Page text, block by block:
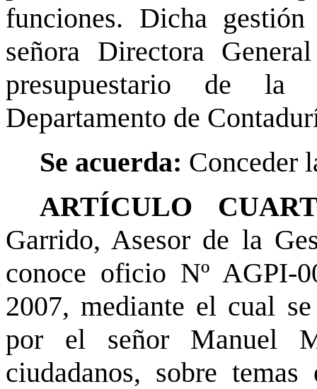
funciones. Dicha
señora Directora
presupuestario de
Departamento de
Se acuerda: Conceder
ARTÍCULO
Garrido, Asesor de la
conoce oficio Nº AGPI-
2007, mediante el cual
por el señor Manuel
ciudadanos, sobre